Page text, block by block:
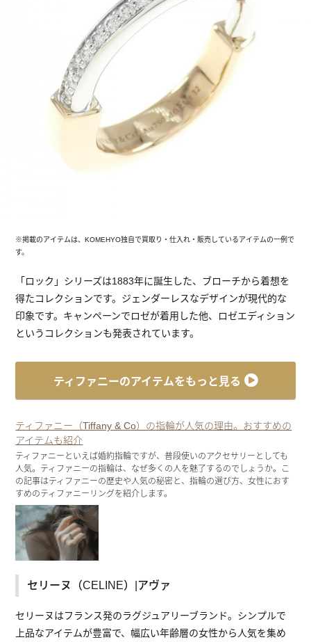
※掲載のアイテムは、KOMEHYO独自で買取り・仕入れ・販売しているアイテムの一例で
す。
「ロック」シリーズは1883年に誕生した、ブローチから着想を
得たコレクションです。ジェンダーレスなデザインが現代的な
印象です。キャンペーンでロゼが着用した他、ロゼエディション
というコレクションも発表されています。
ティファニーのアイテムをもっと見る
ティファニー（Tiffany & Co）の指輪が人気の理由。おすすめの
アイテムも紹介
ティファニーといえば婚約指輪ですが、普段使いのアクセサリーとしても
人気。ティファニーの指輪は、なぜ多くの人を魅了するのでしょうか。こ
の記事はティファニーの歴史や人気の秘密と、指輪の選び方、女性におす
すめのティファニーリングを紹介します。
セリーヌ（CELINE）|アヴァ
セリーヌはフランス発のラグジュアリーブランド。シンプルで
上品なアイテムが豊富で、幅広い年齢層の女性から人気を集め